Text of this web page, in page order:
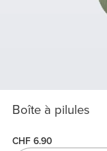
Boîte à pilules
CHF 6.90